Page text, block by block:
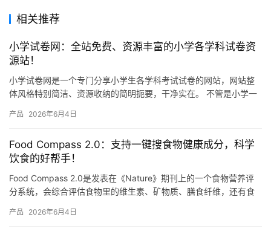
相关推荐
小学试卷网：全站免费、资源丰富的小学各学科试卷资
源站！
小学试卷网是一个专门分享小学生各学科考试试卷的网站，网站整
体风格特别简洁、资源收纳的简明扼要，干净实在。 不管是小学一
都有…
产品 2026年6月4日
Food Compass 2.0：支持一键搜食物健康成分，科学
饮食的好帮手！
Food Compass 2.0是发表在《Nature》期刊上的一个食物营养评
分系统，会综合评估食物里的维生素、矿物质、膳食纤维，还有食
产品 2026年6月4日